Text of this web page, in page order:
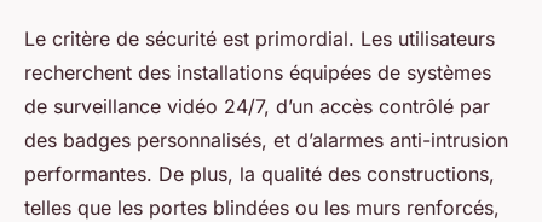
Le critère de sécurité est primordial. Les utilisateurs
recherchent des installations équipées de systèmes
de surveillance vidéo 24/7, d’un accès contrôlé par
des badges personnalisés, et d’alarmes anti-intrusion
performantes. De plus, la qualité des constructions,
telles que les portes blindées ou les murs renforcés,